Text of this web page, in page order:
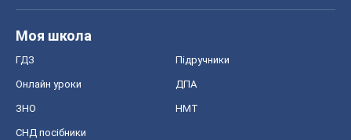
Моя школа
ГДЗ Підручники
Онлайн уроки ДПА
ЗНО НМТ
СНД посібники